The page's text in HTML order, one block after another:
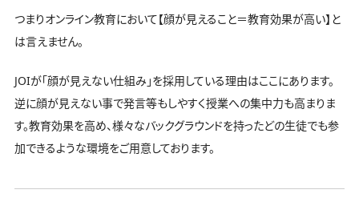
つまりオンライン教育において【顔が見えること＝教育効果が高い】と
は言えません。
JOIが「顔が見えない仕組み」を採用している理由はここにあります。
逆に顔が見えない事で発言等もしやすく授業への集中力も高まりま
す。教育効果を高め、様々なバックグラウンドを持ったどの生徒でも参
加できるような環境をご用意しております。